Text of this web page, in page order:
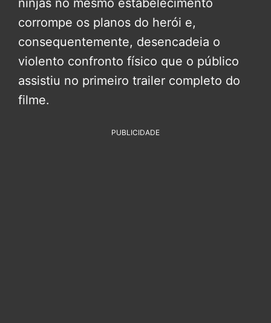
ninjas no mesmo estabelecimento
corrompe os planos do herói e,
consequentemente, desencadeia o
violento confronto físico que o público
assistiu no primeiro trailer completo do
filme.
PUBLICIDADE